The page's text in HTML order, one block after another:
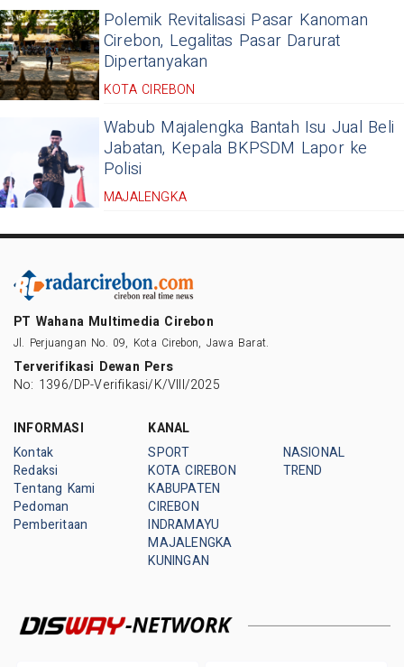
Polemik Revitalisasi Pasar Kanoman
Cirebon, Legalitas Pasar Darurat
Dipertanyakan
KOTA CIREBON
Wabub Majalengka Bantah Isu Jual Beli
Jabatan, Kepala BKPSDM Lapor ke
Polisi
MAJALENGKA
PT Wahana Multimedia Cirebon
Jl. Perjuangan No. 09, Kota Cirebon, Jawa Barat.
Terverifikasi Dewan Pers
No: 1396/DP-Verifikasi/K/VIII/2025
INFORMASI
Kontak
Redaksi
Tentang Kami
Pedoman
Pemberitaan
KANAL
SPORT
KOTA CIREBON
KABUPATEN
CIREBON
INDRAMAYU
MAJALENGKA
KUNINGAN
NASIONAL
TREND